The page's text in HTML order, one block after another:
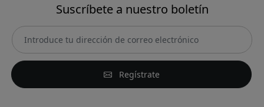
Suscríbete a nuestro boletín
Regístrate